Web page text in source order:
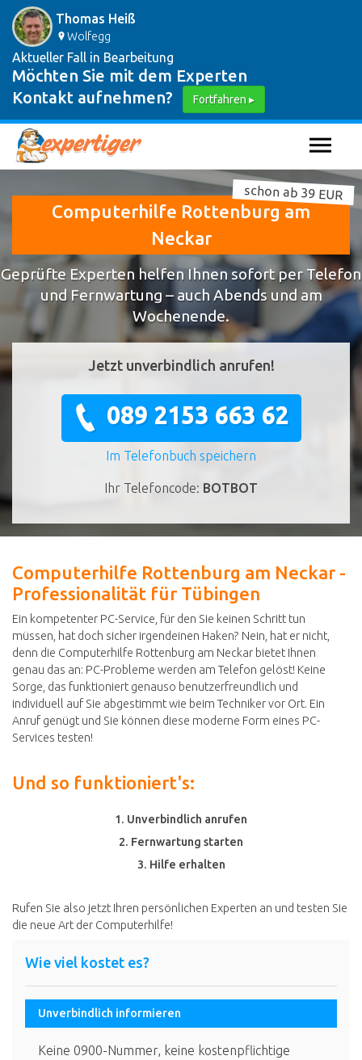
Thomas Heiß
Wolfegg
Aktueller Fall in Bearbeitung
Möchten Sie mit dem Experten
Kontakt aufnehmen?
Fortfahren ▸
Computerhilfe Rottenburg am
Neckar
schon ab 39 EUR
Geprüfte Experten helfen Ihnen sofort per Telefon
und Fernwartung – auch Abends und am
Wochenende.
Jetzt unverbindlich anrufen!
089 2153 663 62
Im Telefonbuch speichern
Ihr Telefoncode: BOTBOT
Computerhilfe Rottenburg am Neckar -
Professionalität für Tübingen
Ein kompetenter PC-Service, für den Sie keinen Schritt tun
müssen, hat doch sicher irgendeinen Haken? Nein, hat er nicht,
denn die Computerhilfe Rottenburg am Neckar bietet Ihnen
genau das an: PC-Probleme werden am Telefon gelöst! Keine
Sorge, das funktioniert genauso benutzerfreundlich und
individuell auf Sie abgestimmt wie beim Techniker vor Ort. Ein
Anruf genügt und Sie können diese moderne Form eines PC-
Services testen!
Und so funktioniert's:
1. Unverbindlich anrufen
2. Fernwartung starten
3. Hilfe erhalten
Rufen Sie also jetzt Ihren persönlichen Experten an und testen Sie
die neue Art der Computerhilfe!
Wie viel kostet es?
Unverbindlich informieren
Keine 0900-Nummer, keine kostenpflichtige